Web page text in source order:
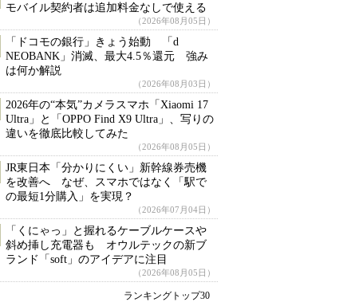
モバイル契約者は追加料金なしで使える
（2026年08月05日）
「ドコモの銀行」きょう始動 「d
NEOBANK」消滅、最大4.5％還元 強み
は何か解説
（2026年08月03日）
2026年の“本気”カメラスマホ「Xiaomi 17
Ultra」と「OPPO Find X9 Ultra」、写りの
違いを徹底比較してみた
（2026年08月05日）
JR東日本「分かりにくい」新幹線券売機
を改善へ なぜ、スマホではなく「駅で
の最短1分購入」を実現？
（2026年07月04日）
「くにゃっ」と握れるケーブルケースや
斜め挿し充電器も オウルテックの新ブ
ランド「soft」のアイデアに注目
（2026年08月05日）
ランキングトップ30